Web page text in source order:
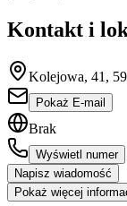
Kontakt i
Kolejowa, 41,
Pokaż E-mail
Brak
Wyświetl numer
Napisz wiadomość
Pokaż więcej